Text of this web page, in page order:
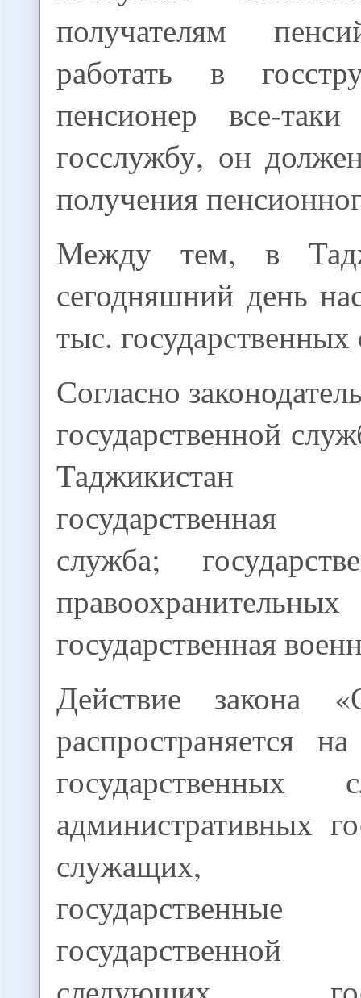
получателям
работать в
пенсионер все-
госслужбу, он
получения
Между тем, в
сегодняшний день
тыс.
Согласно
государственной
государственная
служба;
государственная
Действие закона
распространяется
административных
служащих,